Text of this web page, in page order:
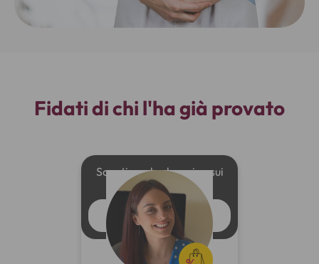
Fidati di chi l'ha già provato
Sconti per lo shopping sui
brand più famosi
GUARDA IL VIDEO